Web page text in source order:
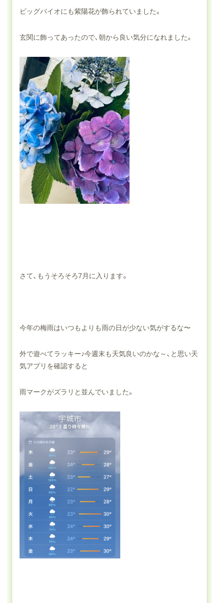
ビッグバイオにも紫陽花が飾られていました。
玄関に飾ってあったので、朝から良い気分になれました。
さて、もうそろそろ7月に入ります。
今年の梅雨はいつもよりも雨の日が少ない気がするな〜
外で遊べてラッキー♪今週末も天気良いのかな～、と思い天
気アプリを確認すると
雨マークがズラリと並んでいました。